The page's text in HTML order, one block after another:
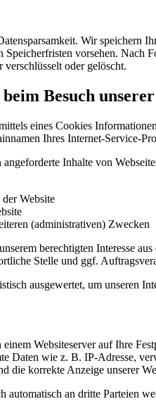
Wir speichern
vorsehen.
verschlüsselt oder gelöscht.
Besuch
eines Cookies
Ihres Internet-
Inhalte von
Website
(administrativen) Zwecken
berechtigten Interesse
Stelle und ggf.
ausgewertet, um unseren
Websiteserver auf Ihre
Daten wie z. B. IP-Adresse,
die korrekte Anzeige unserer
an dritte Parteien